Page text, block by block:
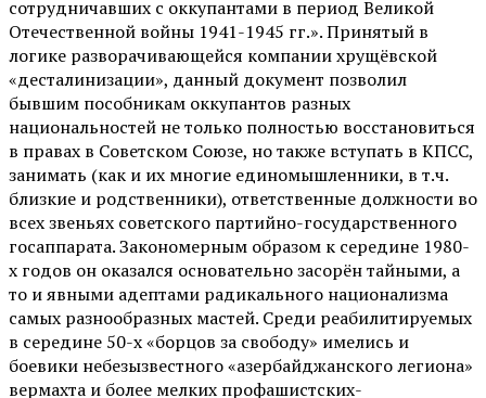
сотрудничавших с оккупантами в период Великой
Отечественной войны 1941-1945 гг.». Принятый в
логике разворачивающейся компании хрущёвской
«десталинизации», данный документ позволил
бывшим пособникам оккупантов разных
национальностей не только полностью восстановиться
в правах в Советском Союзе, но также вступать в КПСС,
занимать (как и их многие единомышленники, в т.ч.
близкие и родственники), ответственные должности во
всех звеньях советского партийно-государственного
госаппарата. Закономерным образом к середине 1980-
х годов он оказался основательно засорён тайными, а
то и явными адептами радикального национализма
самых разнообразных мастей. Среди реабилитируемых
в середине 50-х «борцов за свободу» имелись и
боевики небезызвестного «азербайджанского легиона»
вермахта и более мелких профашистских-